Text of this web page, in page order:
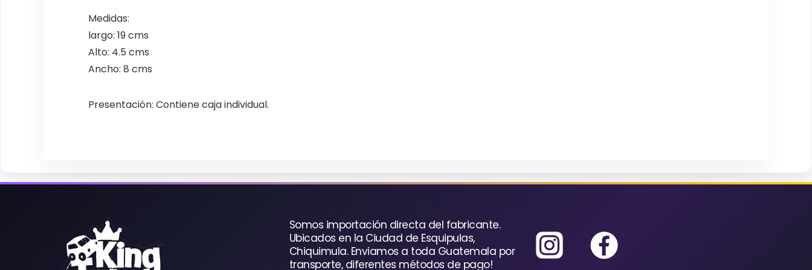
Medidas:
largo: 19 cms
Alto: 4.5 cms
Ancho: 8 cms
Presentación: Contiene caja individual.
Somos importación directa del fabricante.
Ubicados en la Ciudad de Esquipulas,
Chiquimula. Enviamos a toda Guatemala por
transporte, diferentes métodos de pago!